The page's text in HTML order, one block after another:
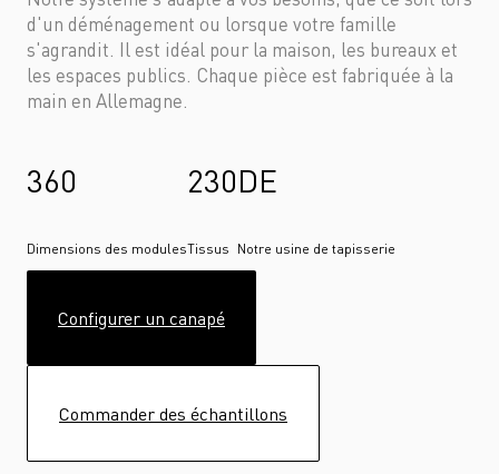
d'un déménagement ou lorsque votre famille
s'agrandit. Il est idéal pour la maison, les bureaux et
les espaces publics. Chaque pièce est fabriquée à la
main en Allemagne.
360
Dimensions des modules
230
Tissus
DE
Notre usine de tapisserie
Configurer un canapé
Commander des échantillons